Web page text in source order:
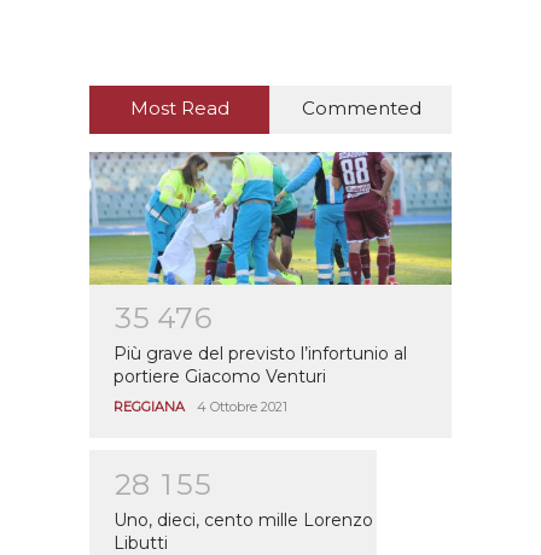
Most Read Commented
35 476
Più grave del previsto l’infortunio al
portiere Giacomo Venturi
REGGIANA 4 Ottobre 2021
28 1 55
Uno, dieci, cento mille Lorenzo
Libutti